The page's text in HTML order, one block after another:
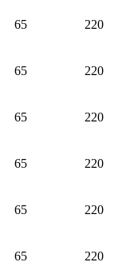
65 220
65 220
65 220
65 220
65 220
65 220